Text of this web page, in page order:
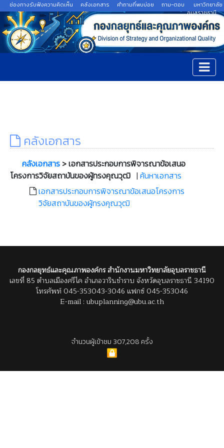
ช่องทางรับฟังความคิดเห็น คลังเอกสาร คำถามที่พบบ่อย ถาม-ตอบ
มหาวิทยาลัย
อุบลราชธานี
คลังเอกสาร
คลังเอกสาร > เอกสารประกอบการพิจารณาข้อเสนอ
โครงการวิจัยสถาบันของผู้ทรงคุณวุฒิ | ค้นหาเอกสาร
เอกสารประกอบการพิจารณาข้อเสนอโครงการ
วิจัยสถาบันของผู้ทรงคุณวุฒิ
กองกลยุทธ์และคุณภาพองค์กร สำนักงานมหาวิทยาลัยอุบลราชธานี
เลขที่ 85 ตำบลเมืองศรีไค อำเภอวารินชำราบ จังหวัดอุบลราชธานี 34190
โทรศัพท์ 045-353043-3046 แฟกซ์ 045-353046
E-mail : ubuplanning@ubu.ac.th
จำนวนผู้เข้าชม 307,208 ครั้ง